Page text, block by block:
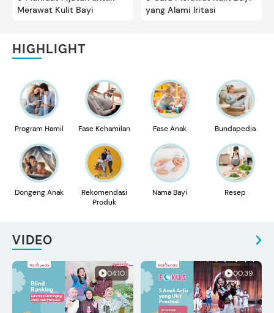
Merawat Kulit Bayi
yang Alami Iritasi
HIGHLIGHT
Program Hamil Fase Kehamilan Fase Anak Bundapedia
Dongeng Anak
Rekomendasi
Produk
Nama Bayi Resep
VIDEO
04:10 00:39